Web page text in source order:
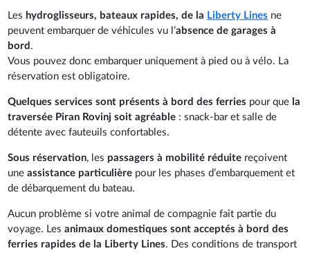
Les hydroglisseurs, bateaux rapides, de la Liberty Lines ne
peuvent embarquer de véhicules vu l’absence de garages à
bord .
Vous pouvez donc embarquer uniquement à pied ou à vélo. La
réservation est obligatoire.
Quelques services sont présents à bord des ferries pour que la
traversée Piran Rovinj soit agréable : snack-bar et salle de
détente avec fauteuils confortables.
Sous réservation, les passagers à mobilité réduite reçoivent
uneassistance particulière pour les phases d’embarquement et
de débarquement du bateau.
Aucun problème si votre animal de compagnie fait partie du
voyage. Lesanimaux domestiques sont acceptés à bord des
ferries rapides de la Liberty Lines. Des conditions de transport